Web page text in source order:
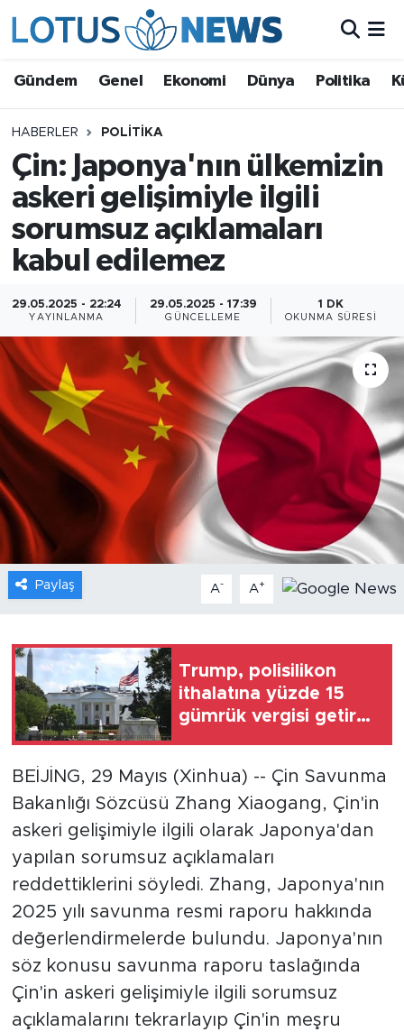
Gündem Genel Ekonomi Dünya Politika
HABERLER POLITIKA
Çin: Japonya'nın ülkemizin
askeri gelişimiyle ilgili
sorumsuz açıklamaları
kabul edilemez
29.05.2025 - 22:24
YAYINLANMA
29.05.2025 - 17:39
GÜNCELLEME
1 DK
OKUNMA SÜRESI
Paylaş A- A+
Trump, polisilikon
ithalatına yüzde 15
gümrük vergisi getiren
imzaladı
BEİJİNG, 29 Mayıs (Xinhua) -- Çin Savunma
Bakanlığı Sözcüsü Zhang Xiaogang, Çin'in
askeri gelişimiyle ilgili olarak Japonya'dan
yapılan sorumsuz açıklamaları
reddettiklerini söyledi. Zhang, Japonya'nın
2025 yılı savunma resmi raporu hakkında
değerlendirmelerde bulundu. Japonya'nın
söz konusu savunma raporu taslağında
Çin'in askeri gelişimiyle ilgili sorumsuz
açıklamalarını tekrarlayıp Çin'in meşru
Ekonomi
Dünya
Politika
Kültür - Sanat ve Tarih
Yaşam
Bilim ve Teknoloji
Çin Fuarları
Gündem
Video
Foto Haber
Xinhua Türkiye
Seyahat